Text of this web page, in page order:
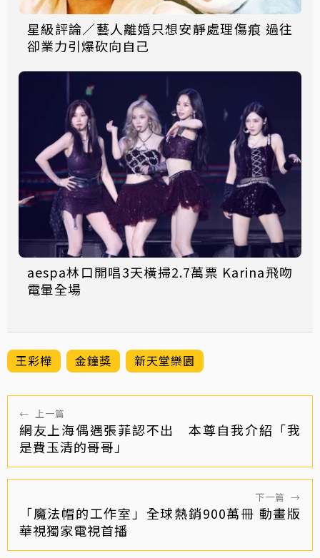
星級評論／藝人離婚只想安靜處理傷痕 過往
卻業力引爆砍向自己
aespa林口開唱3天橫掃2.7萬票 Karina飛吻
電暈全場
王彩樺 金鐘獎 新天堂樂園
← 上一篇
網友上海偶遇張菲認不出 本尊自我介紹「我
是費玉清的哥哥」
下一篇 →
「魔法帽的工作室」全球熱銷900萬冊 動畫版
華視獨家電視首播